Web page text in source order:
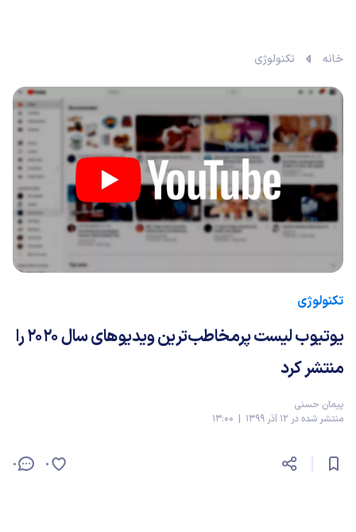
خانه تکنولوژی
تکنولوژی
یوتیوب لیست پرمخاطب‌ترین ویدیوهای سال ۲۰۲۰ را
منتشر کرد
پیمان حسنی
منتشر شده در 12 آذر 1399 | 13:00
0 0